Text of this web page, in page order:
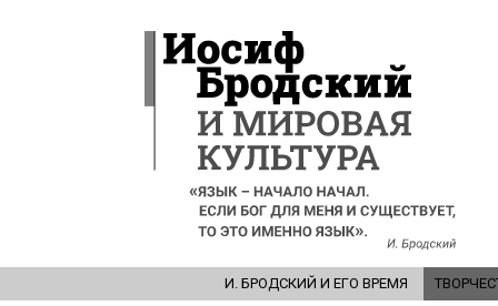
И. БРОДСКИЙ И ЕГО ВРЕМЯ